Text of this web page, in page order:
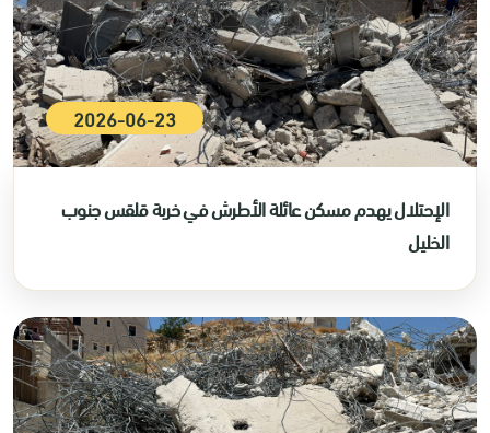
2026-06-23
الإحتلال يهدم مسكن عائلة الأطرش في خربة قلقس جنوب
الخليل